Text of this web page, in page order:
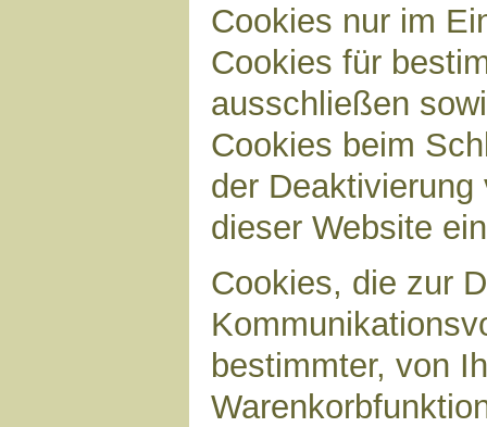
Cookies nur im
Cookies für
ausschließen
Cookies beim
der
dieser Website
Cookies, die zur
bestimmter, von